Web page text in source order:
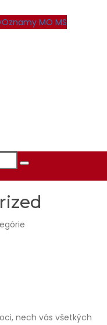
Oznamy MO MS
nech vás všetkých